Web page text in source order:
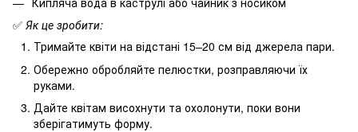
✅ Як це зробити:
Тримайте квіти на відстані 15–20 см від джерела пари.
Обережно обробляйте пелюстки, розправляючи їх
руками.
Дайте квітам висохнути та охолонути, поки вони
зберігатимуть форму.